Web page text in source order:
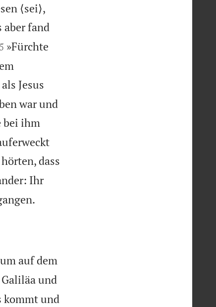
⟨sei⟩,
aber fand
»Fürchte
Jesus
war und
bei ihm
dass
Ihr

auf dem
und
kommt und